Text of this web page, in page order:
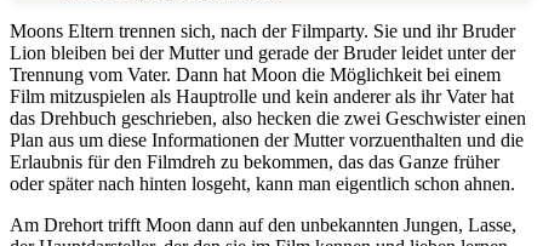
Moons Eltern trennen sich, nach der Filmparty. Sie und ihr Bruder
Lion bleiben bei der Mutter und gerade der Bruder leidet unter der
Trennung vom Vater. Dann hat Moon die Möglichkeit bei einem
Film mitzuspielen als Hauptrolle und kein anderer als ihr Vater hat
das Drehbuch geschrieben, also hecken die zwei Geschwister einen
Plan aus um diese Informationen der Mutter vorzuenthalten und die
Erlaubnis für den Filmdreh zu bekommen, das das Ganze früher
oder später nach hinten losgeht, kann man eigentlich schon ahnen.
Am Drehort trifft Moon dann auf den unbekannten Jungen, Lasse,